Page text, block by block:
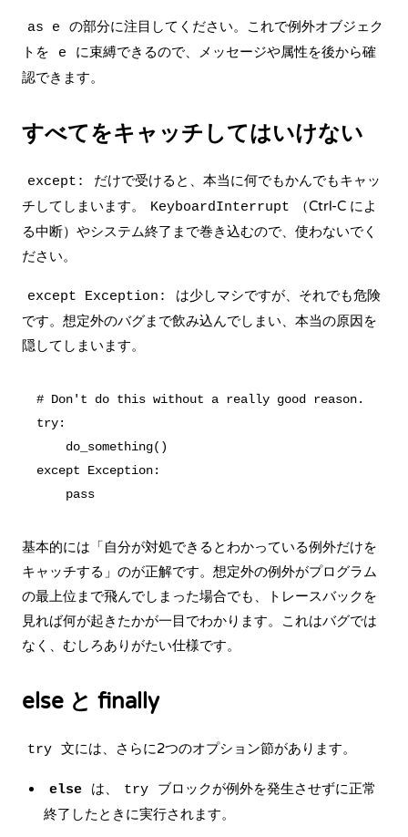
as e
の部分に注目してください。これで例外オブジェク
トを
e
に束縛できるので、メッセージや属性を後から確
認できます。
すべてをキャッチしてはいけない
except:
だけで受けると、本当に何でもかんでもキャッ
チしてしまいます。
KeyboardInterrupt
（Ctrl-C によ
る中断）やシステム終了まで巻き込むので、使わないでく
ださい。
except Exception:
は少しマシですが、それでも危険
です。想定外のバグまで飲み込んでしまい、本当の原因を
隠してしまいます。
# Don't do this without a really good reason.
try:
    do_something()
except Exception:
基本的には「自分が対処できるとわかっている例外だけを
キャッチする」のが正解です。想定外の例外がプログラム
の最上位まで飛んでしまった場合でも、トレースバックを
見れば何が起きたかが一目でわかります。これはバグでは
なく、むしろありがたい仕様です。
else と finally
try 文には、さらに2つのオプション節があります。
else は、 try
ブロックが例外を発生させずに正常
終了したときに実行されます。